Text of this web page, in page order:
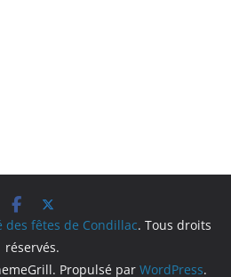
des fêtes de Condillac. Tous droits
réservés.
Propulsé par WordPress.